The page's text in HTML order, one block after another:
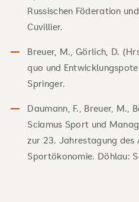
Russischen Föderation
Cuvillier.
Breuer, M., Görlich, D.
quo und
Springer.
Daumann, F., Breuer, M.,
Sciamus Sport und
zur 23. Jahrestagung des
Sportökonomie. Döhlau: